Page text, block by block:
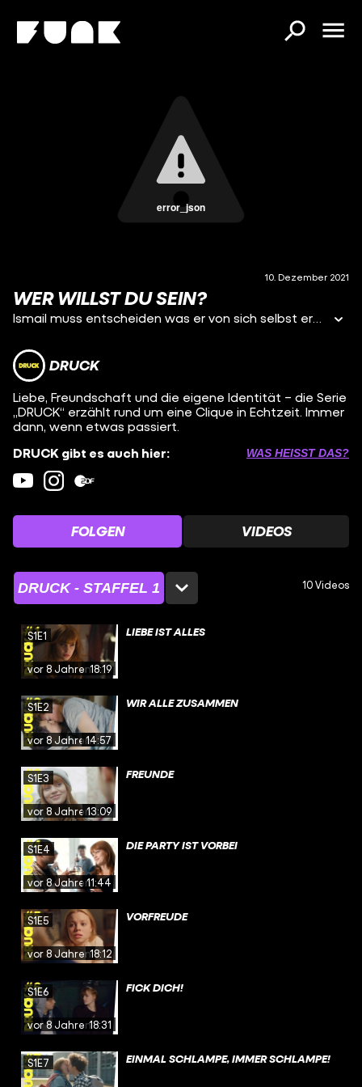
error_json
10. Dezember 2021
WER WILLST DU SEIN?
Ismail muss entscheiden was er von sich selbst erwartet und wer seine wahren Freunde sind.
DRUCK
Liebe, Freundschaft und die eigene Identität – die Serie
„DRUCK“ erzählt rund um eine Clique in Echtzeit. Immer
dann, wenn etwas passiert.
DRUCK gibt es auch hier:
WAS HEISST DAS?
FOLGEN VIDEOS
DRUCK - STAFFEL 1 10 Videos
vor 8 Jahren18:19
S1E1 LIEBE IST ALLES
vor 8 Jahren14:57
S1E2 WIR ALLE ZUSAMMEN
vor 8 Jahren13:09
S1E3 FREUNDE
vor 8 Jahren11:44
S1E4 DIE PARTY IST VORBEI
vor 8 Jahren18:12
S1E5 VORFREUDE
vor 8 Jahren18:31
S1E6 FICK DICH!
S1E7 EINMAL SCHLAMPE, IMMER SCHLAMPE!